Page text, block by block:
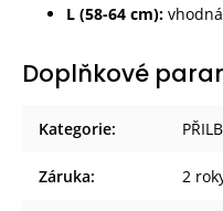
L (58-64 cm):
Doplňkové
Kategorie:
Záruka: 2